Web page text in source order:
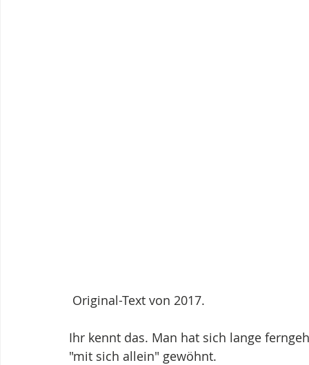
Original-Text von 2017.
Ihr kennt das. Man hat sich lange
"mit sich allein" gewöhnt.